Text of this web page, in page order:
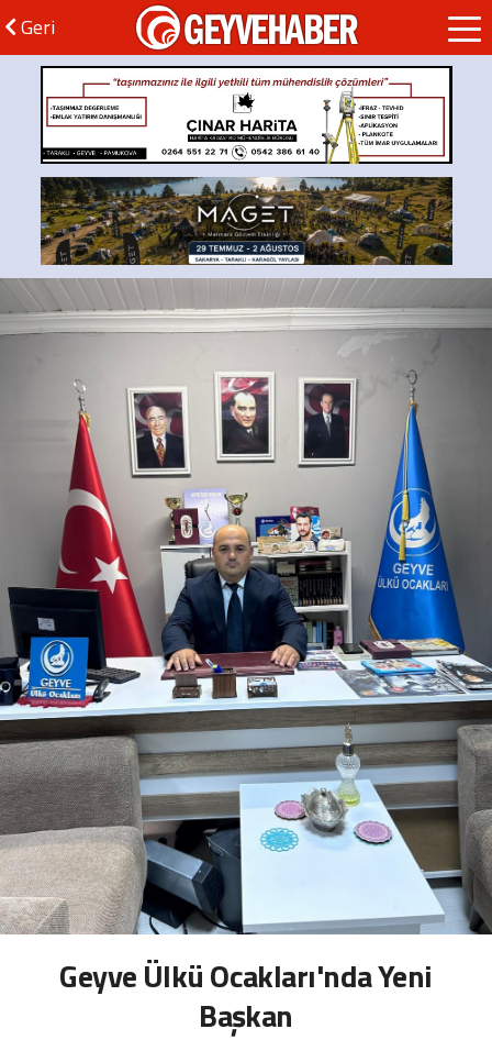
Geri GEYVEHABER
Geyve Ülkü Ocakları'nda Yeni
Başkan